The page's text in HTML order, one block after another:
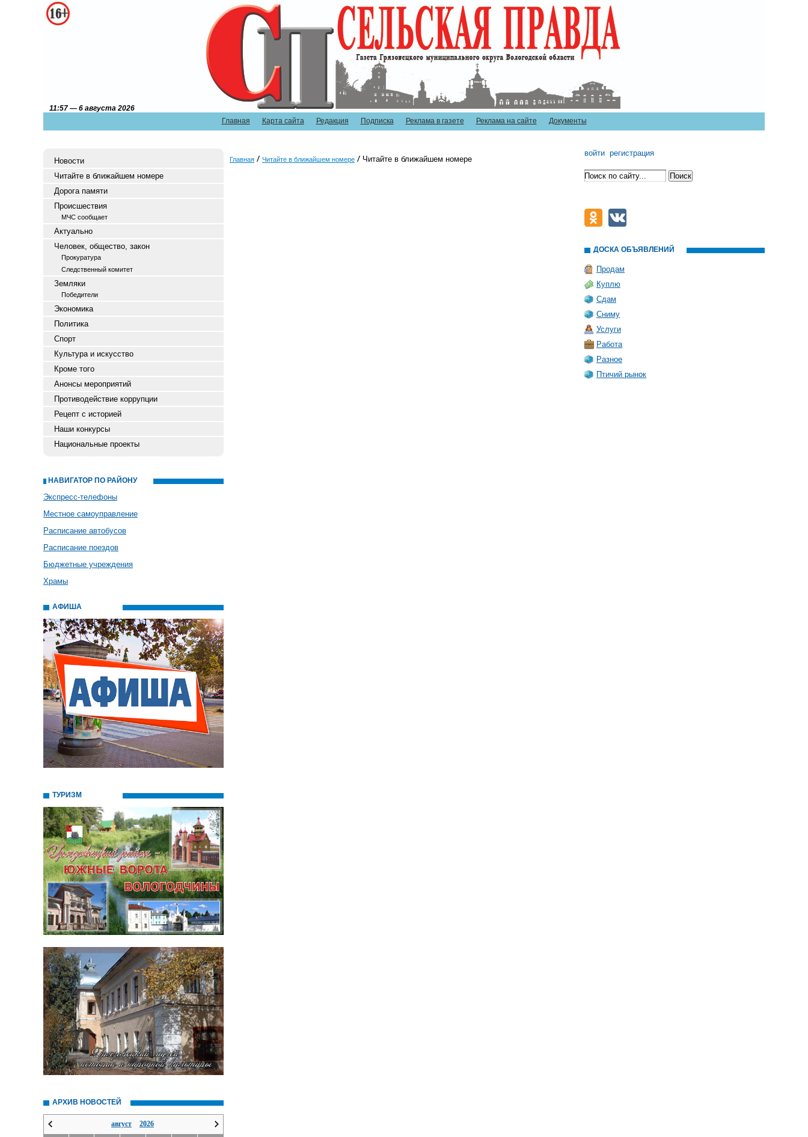
Главная Карта сайта Редакция Подписка Реклама в газете Реклама на сайте Документы
11:57 — 6 августа 2026
Новости
Читайте в ближайшем номере
Дорога памяти
Происшествия
МЧС сообщает
Актуально
Человек, общество, закон
Прокуратура
Следственный комитет
Земляки
Победители
Экономика
Политика
Спорт
Культура и искусство
Кроме того
Анонсы мероприятий
Противодействие коррупции
Рецепт с историей
Наши конкурсы
Национальные проекты
НАВИГАТОР ПО РАЙОНУ
Экспресс-телефоны
Местное самоуправление
Расписание автобусов
Расписание поездов
Бюджетные учреждения
Храмы
АФИША
ТУРИЗМ
АРХИВ НОВОСТЕЙ
август 2026
Главная Читайте в ближайшем номере Читайте в ближайшем номере
войти регистрация
ДОСКА ОБЪЯВЛЕНИЙ
Продам
Куплю
Сдам
Сниму
Услуги
Работа
Разное
Птичий рынок